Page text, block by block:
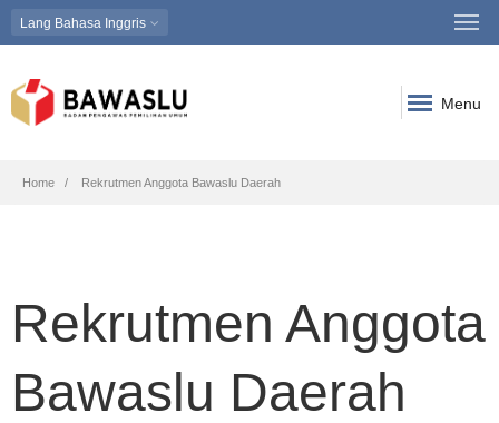
Lang Bahasa Inggris
Menu
Breadcrumb
Home Rekrutmen Anggota Bawaslu Daerah
Rekrutmen Anggota
Bawaslu Daerah